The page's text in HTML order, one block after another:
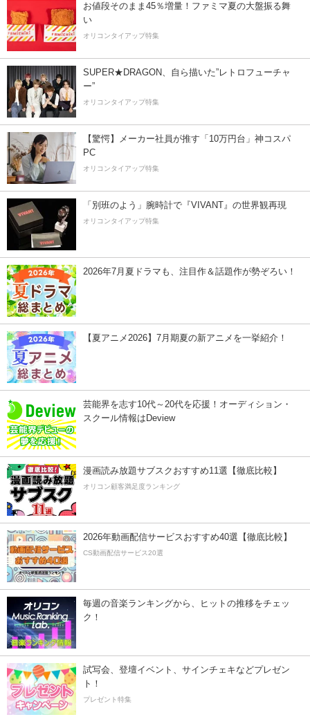
お値段そのまま45％増量！ファミマ夏の大盤振る舞
い
オリコンタイアップ特集
SUPER★DRAGON、自ら描いた”レトロフューチャ
ー”
オリコンタイアップ特集
【驚愕】メーカー社員が推す「10万円台」神コスパ
PC
オリコンタイアップ特集
「別班のよう」腕時計で『VIVANT』の世界観再現
オリコンタイアップ特集
2026年7月夏ドラマも、注目作＆話題作が勢ぞろい！
【夏アニメ2026】7月期夏の新アニメを一挙紹介！
芸能界を志す10代～20代を応援！オーディション・
スクール情報はDeview
漫画読み放題サブスクおすすめ11選【徹底比較】
オリコン顧客満足度ランキング
2026年動画配信サービスおすすめ40選【徹底比較】
CS動画配信サービス20選
毎週の音楽ランキングから、ヒットの推移をチェッ
ク！
試写会、登壇イベント、サインチェキなどプレゼン
ト！
プレゼント特集